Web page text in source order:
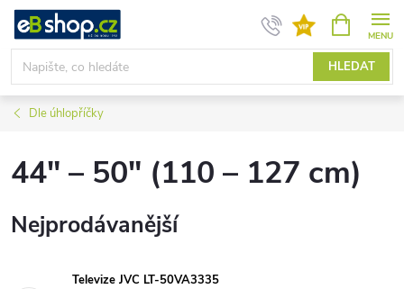
Přejít
obsah
HLEDAT
NÁKUPNÍ
KOŠÍK
Dle úhlopříčky
44" – 50" (110 – 127 cm)
Nejprodávanější
Televize JVC LT-50VA3335